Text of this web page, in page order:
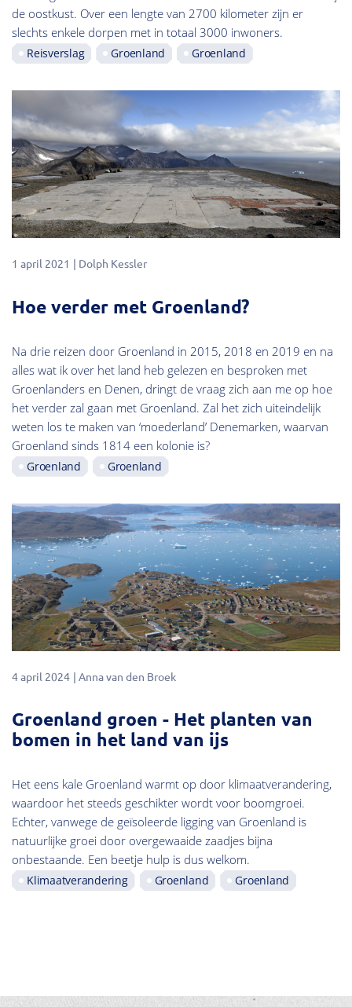
de oostkust. Over een lengte van 2700 kilometer zijn er
slechts enkele dorpen met in totaal 3000 inwoners.
Reisverslag Groenland Groenland
1 april 2021 Dolph Kessler
Hoe verder met Groenland?
Na drie reizen door Groenland in 2015, 2018 en 2019 en na
alles wat ik over het land heb gelezen en besproken met
Groenlanders en Denen, dringt de vraag zich aan me op hoe
het verder zal gaan met Groenland. Zal het zich uiteindelijk
weten los te maken van ‘moederland’ Denemarken, waarvan
Groenland sinds 1814 een kolonie is?
Groenland Groenland
4 april 2024 Anna van den Broek
Groenland groen - Het planten van
bomen in het land van ijs
Het eens kale Groenland warmt op door klimaatverandering,
waardoor het steeds geschikter wordt voor boomgroei.
Echter, vanwege de geïsoleerde ligging van Groenland is
natuurlijke groei door overgewaaide zaadjes bijna
onbestaande. Een beetje hulp is dus welkom.
Klimaatverandering Groenland Groenland